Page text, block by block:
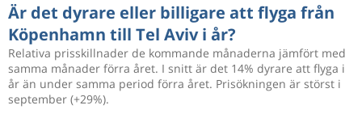
Är det dyrare eller billigare att flyga från
Köpenhamn till Tel Aviv i år?
Relativa prisskillnader de kommande månaderna jämfört med
samma månader förra året. I snitt är det 14% dyrare att flyga i
år än under samma period förra året. Prisökningen är störst i
september (+29%).